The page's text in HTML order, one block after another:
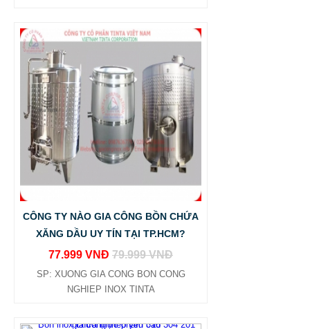
CÔNG TY NÀO GIA CÔNG BỒN CHỨA
XĂNG DẦU UY TÍN TẠI TP.HCM?
77.999 VNĐ 79.999 VNĐ
SP: XUONG GIA CONG BON CONG
NGHIEP INOX TINTA